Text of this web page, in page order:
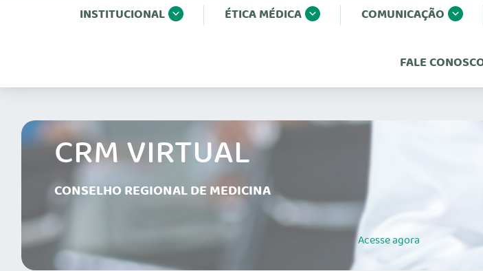
INSTITUCIONAL ÉTICA MÉDICA COMUNICAÇÃO
FALE
CRM VIRTUAL
CONSELHO REGIONAL DE MEDICINA
Acesseagora